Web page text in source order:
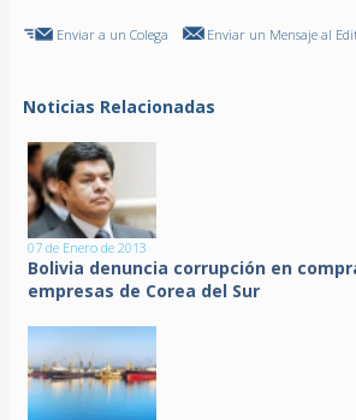
Enviar a un Colega Enviar un Mensaje al
Noticias Relacionadas
07 de Enero de 2013
Bolivia denuncia corrupción en
empresas de Corea del Sur